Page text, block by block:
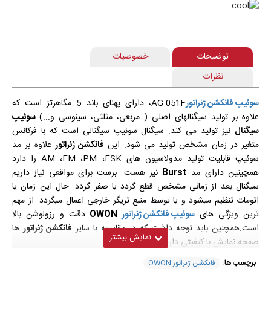
توضیحات
خصوصیات
نظرات
سوئیپ فانکشن ژنراتور
AG-051F، دارای پهنای باند 5 مگاهرتز است که
علاوه بر تولید سیگنالهای اصلی ( مربعی، مثلثی، سینوسی و...) سوئیپ
سیگنال نیز تولید می کند. سیگنال سوئیپ سیگنالی است که با فرکانس
متغیر در زمان مشخص تولید می شود. این فانکشن ژنراتورعلاوه بر مد
سوئیپ قابلیت تولید مدولاسیون های AM ،FM ،PM ،FSK را دارد
همچینین دارای مد Burst نیز هست. برست برای مواقعی نیاز داریم
سیگنال بعد از زمانی مشخص قطع گردد یا صفر گردد. حال این زمان یا
اتومات تنظیم میشود و یا توسط منبع تریگر خارجی اعمال میگردد. از مهم
ترین ویژگی های سوئیپ فانکشن ژنراتور OWON دقت و رزولوشن بالا
است.همچنین باید توجه داشت که در مقایسه با سایر فانکشن ژنراتورها
صفحه نمایش با کیفیتی دارد.
برچسب ها: فانکشن ژنراتور OWON